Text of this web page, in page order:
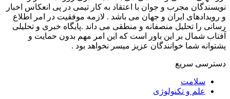
نویسندگان مجرب و جوان با اعتقاد به کار تیمی در پی انعکاس اخبار
و رویدادهای ایران و جهان می باشد . لازمه موفقیت در امر اطلاع
رسانی را تحلیل منصفانه و منطقی می داند .پایگاه خبری و تحلیلی
آفتاب شمال بر این باور است که این امر مهم بدون حمایت و
پشتوانه شما خوانندگان عزیز میسر نخواهد بود .
دسترسی سریع
سلامت
علم و تکنولوژی